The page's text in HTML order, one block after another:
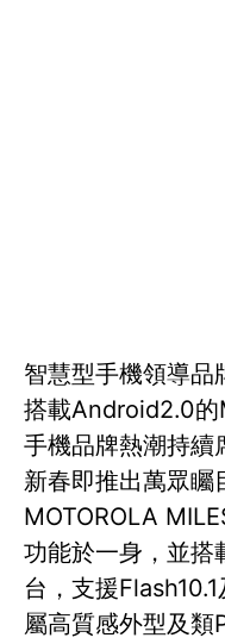
智慧型手機領導品
搭載Android2.0的
手機品牌熱潮持續
新春即推出萬眾
MOTOROLA
功能於一身，並
台，支援
屬高質感外型及類